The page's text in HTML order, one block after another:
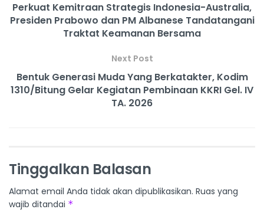
Perkuat Kemitraan Strategis Indonesia-Australia,
Presiden Prabowo dan PM Albanese Tandatangani
Traktat Keamanan Bersama
Next Post
Bentuk Generasi Muda Yang Berkatakter, Kodim
1310/Bitung Gelar Kegiatan Pembinaan KKRI Gel. IV
TA. 2026
Tinggalkan Balasan
Alamat email Anda tidak akan dipublikasikan. Ruas yang
wajib ditandai *